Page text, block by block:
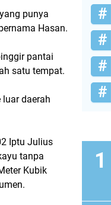
punya
Hasan.
pantai
satu tempat.
daerah
Iptu Julius
tanpa
Kubik